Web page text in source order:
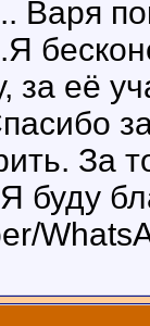
Варя
за её
За
буду